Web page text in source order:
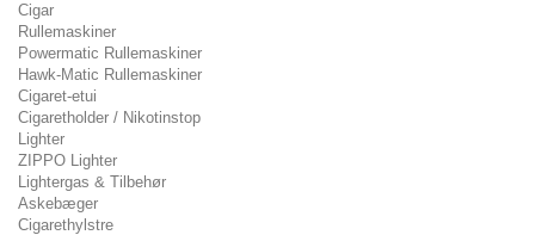
Cigar
Rullemaskiner
Powermatic Rullemaskiner
Hawk-Matic Rullemaskiner
Cigaret-etui
Cigaretholder / Nikotinstop
Lighter
ZIPPO Lighter
Lightergas & Tilbehør
Askebæger
Cigarethylstre